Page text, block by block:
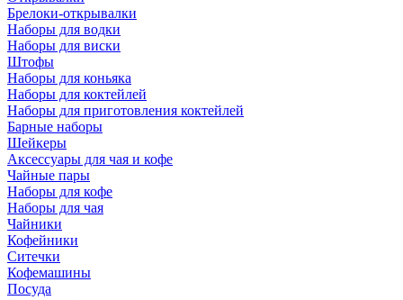
Брелоки-открывалки
Наборы для водки
Наборы для виски
Штофы
Наборы для коньяка
Наборы для коктейлей
Наборы для приготовления коктейлей
Барные наборы
Шейкеры
Аксессуары для чая и кофе
Чайные пары
Наборы для кофе
Наборы для чая
Чайники
Кофейники
Ситечки
Кофемашины
Посуда